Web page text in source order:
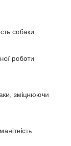
собаки
роботи
зміцнюючи